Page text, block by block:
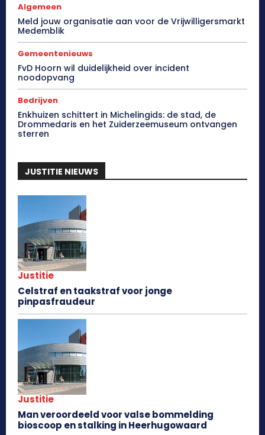
Algemeen
Meld jouw organisatie aan voor de Vrijwilligersmarkt
Medemblik
Gemeentenieuws
FvD Hoorn wil duidelijkheid over incident
noodopvang
Bedrijven
Enkhuizen schittert in Michelingids: de stad, de
Drommedaris en het Zuiderzeemuseum ontvangen
sterren
JUSTITIE NIEUWS
Justitie
Celstraf en taakstraf voor jonge
pinpasfraudeur
Justitie
Man veroordeeld voor valse bommelding
bioscoop en stalking in Heerhugowaard